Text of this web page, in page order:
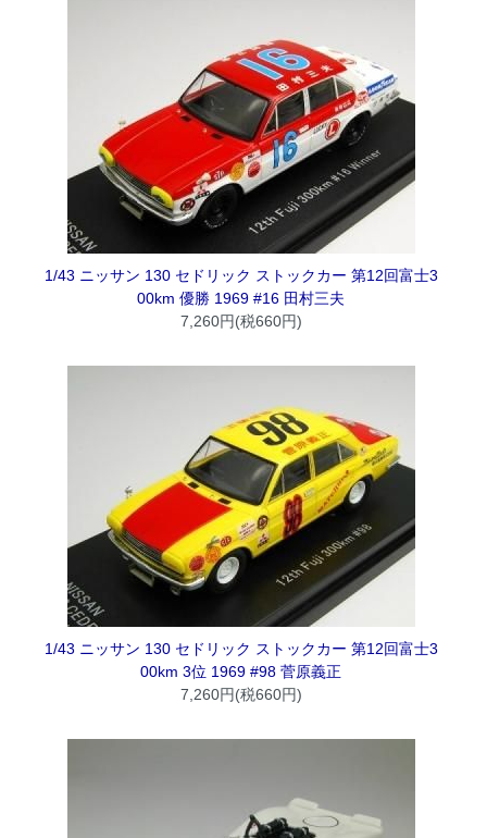
1/43 ニッサン 130 セドリック ストックカー 第12回富士3
00km 優勝 1969 #16 田村三夫
7,260円(税660円)
1/43 ニッサン 130 セドリック ストックカー 第12回富士3
00km 3位 1969 #98 菅原義正
7,260円(税660円)